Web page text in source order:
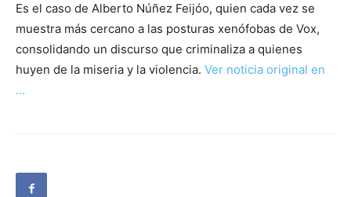
Es el caso de Alberto Núñez Feijóo, quien cada vez se
muestra más cercano a las posturas xenófobas de Vox,
consolidando un discurso que criminaliza a quienes
huyen de la miseria y la violencia. Ver noticia original en
…